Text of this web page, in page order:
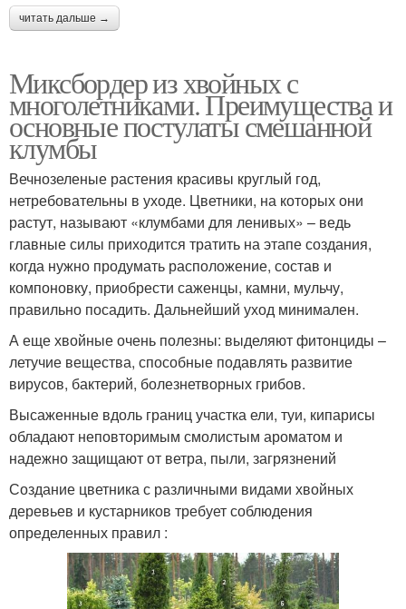
читать дальше →
Миксбордер из хвойных с
многолетниками. Преимущества и
основные постулаты смешанной
клумбы
Вечнозеленые растения красивы круглый год,
нетребовательны в уходе. Цветники, на которых они
растут, называют «клумбами для ленивых» – ведь
главные силы приходится тратить на этапе создания,
когда нужно продумать расположение, состав и
компоновку, приобрести саженцы, камни, мульчу,
правильно посадить. Дальнейший уход минимален.
А еще хвойные очень полезны: выделяют фитонциды –
летучие вещества, способные подавлять развитие
вирусов, бактерий, болезнетворных грибов.
Высаженные вдоль границ участка ели, туи, кипарисы
обладают неповторимым смолистым ароматом и
надежно защищают от ветра, пыли, загрязнений
Создание цветника с различными видами хвойных
деревьев и кустарников требует соблюдения
определенных правил :